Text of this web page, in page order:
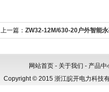
上一篇： ZW32-12M/630-20户外智能
网站首页 - 关于我们 - 产品中
Copyright © 2015 浙江皖开电力科技